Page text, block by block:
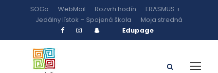
SOGo WebMail Rozvrh hodín
ERASMUS +
Jedálny lístok – Spojená škola
Moja stredná
Edupage